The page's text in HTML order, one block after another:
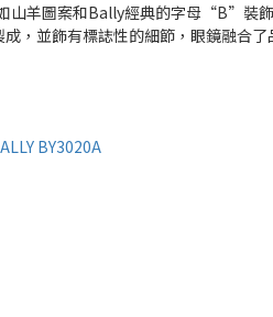
山羊圖案和Bally經典的字母“B”裝
，並飾有標誌性的細節，眼鏡融合